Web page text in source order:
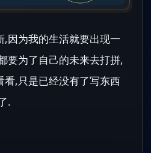
因为我的生活就要出现一
要为了自己的未来去打拼,
看,只是已经没有了写东西
.